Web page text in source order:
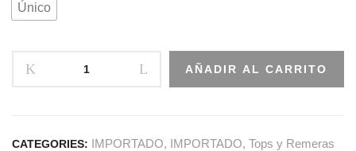
Único
AÑADIR AL CARRITO
CATEGORIES: IMPORTADO, IMPORTADO, Tops y Remeras